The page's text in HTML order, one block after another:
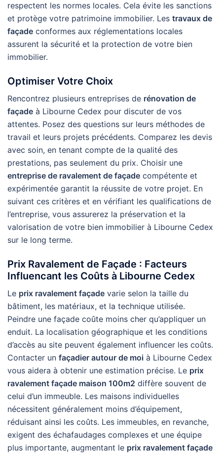
respectent les normes locales. Cela évite les sanctions
et protège votre patrimoine immobilier. Les travaux de
façade conformes aux réglementations locales
assurent la sécurité et la protection de votre bien
immobilier.
Optimiser Votre Choix
Rencontrez plusieurs entreprises de rénovation de
façade à Libourne Cedex pour discuter de vos
attentes. Posez des questions sur leurs méthodes de
travail et leurs projets précédents. Comparez les devis
avec soin, en tenant compte de la qualité des
prestations, pas seulement du prix. Choisir une
entreprise de ravalement de façade compétente et
expérimentée garantit la réussite de votre projet. En
suivant ces critères et en vérifiant les qualifications de
l’entreprise, vous assurerez la préservation et la
valorisation de votre bien immobilier à Libourne Cedex
sur le long terme.
Prix Ravalement de Façade : Facteurs
Influencant les Coûts à Libourne Cedex
Le prix ravalement façade varie selon la taille du
bâtiment, les matériaux, et la technique utilisée.
Peindre une façade coûte moins cher qu’appliquer un
enduit. La localisation géographique et les conditions
d’accès au site peuvent également influencer les coûts.
Contacter un façadier autour de moi à Libourne Cedex
vous aidera à obtenir une estimation précise. Le prix
ravalement façade maison 100m2 diffère souvent de
celui d’un immeuble. Les maisons individuelles
nécessitent généralement moins d’équipement,
réduisant ainsi les coûts. Les immeubles, en revanche,
exigent des échafaudages complexes et une équipe
plus importante, augmentant le prix ravalement façade